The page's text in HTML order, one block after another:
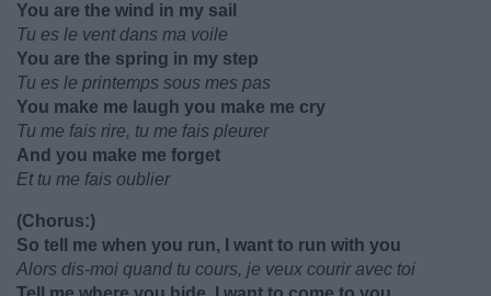
You are the wind in my sail
Tu es le vent dans ma voile
You are the spring in my step
Tu es le printemps sous mes pas
You make me laugh you make me cry
Tu me fais rire, tu me fais pleurer
And you make me forget
Et tu me fais oublier
(Chorus:)
So tell me when you run, I want to run with you
Alors dis-moi quand tu cours, je veux courir avec toi